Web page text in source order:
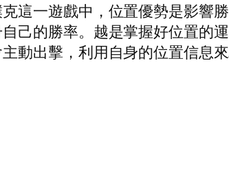
這一遊戲中，位置優勢是影響
己的勝率。越是掌握好位置的
動出擊，利用自身的位置信息